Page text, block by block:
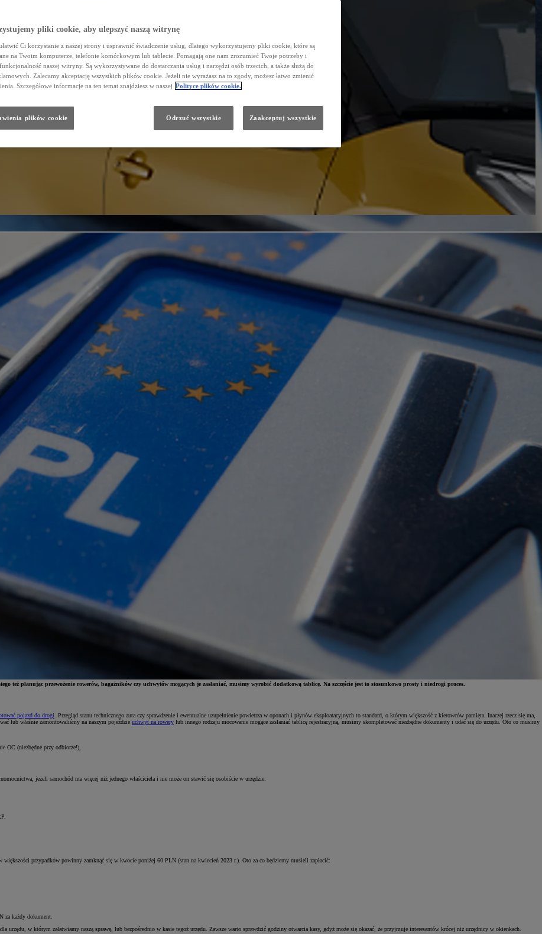
też planując przewożenie rowerów, bagażników czy uchwytów mogących je zasłaniać, musimy wyrobić dodatkową tablicę. Na szczęście jest to stosunkowo prosty i niedrogi proces.
pojazd do drogi . Przegląd stanu technicznego auta czy sprawdzenie i ewentualne uzupełnienie powietrza w oponach i płynów eksploatacyjnych to standard, o którym większość z kierowców pamięta. Inaczej rzecz się ma,
lub właśnie zamontowaliśmy na naszym pojeździe uchwyt na rowery lub innego rodzaju mocowanie mogące zasłaniać tablicę rejestracyjną, musimy skompletować niezbędne dokumenty i udać się do urzędu. Oto co musimy
OC (niezbędne przy odbiorze!),
jeżeli samochód ma więcej niż jednego właściciela i nie może on stawić się osobiście w urzędzie:
przypadków powinny zamknąć się w kwocie poniżej 60 PLN (stan na kwiecień 2023 r.). Oto za co będziemy musieli zapłacić:
za każdy dokument.
urzędu, w którym załatwiamy naszą sprawę, lub bezpośrednio w kasie tegoż urzędu. Zawsze warto sprawdzić godziny otwarcia kasy, gdyż może się okazać, że przyjmuje interesantów krócej niż urzędnicy w okienkach.
pliki cookie, aby ulepszyć naszą witrynę
Ci korzystanie z naszej strony i usprawnić świadczenie usług, dlatego wykorzystujemy pliki cookie, które są
na Twoim komputerze, telefonie komórkowym lub tablecie. Pomagają one nam zrozumieć Twoje potrzeby i
naszej witryny. Są wykorzystywane do dostarczania usług i narzędzi osób trzecich, a także służą do
Zalecamy akceptację wszystkich plików cookie. Jeżeli nie wyrażasz na to zgody, możesz łatwo zmienić
Szczegółowe informacje na ten temat znajdziesz w naszej Polityce plików cookie.
plików cookie Odrzuć wszystkie Zaakceptuj wszystkie